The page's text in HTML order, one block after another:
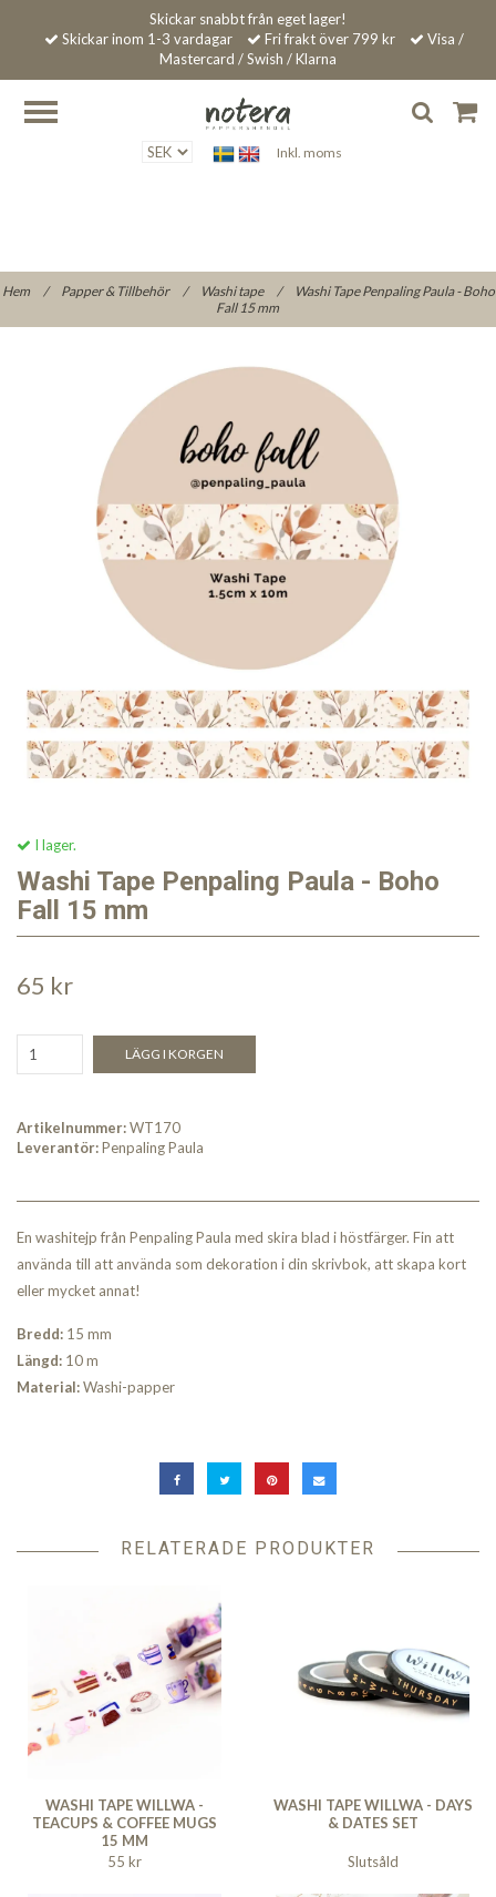
Skickar snabbt från eget lager!
Skickar inom 1-3 vardagar
Fri frakt över 799 kr
Visa /
Mastercard / Swish / Klarna
Inkl. moms
Hem / Papper & Tillbehör / Washi tape /
Washi Tape Penpaling Paula - Boho
Fall 15 mm
I lager.
Washi Tape Penpaling Paula - Boho
Fall 15 mm
65 kr
LÄGG I KORGEN
Artikelnummer:WT170
Leverantör:Penpaling Paula
En washitejp från Penpaling Paula med skira blad i höstfärger. Fin att
använda till att använda som dekoration i din skrivbok, att skapa kort
eller mycket annat!
Bredd: 15 mm
Längd: 10 m
Material:Washi-papper
RELATERADE PRODUKTER
WASHI TAPE WILLWA -
TEACUPS & COFFEE MUGS
15 MM
55 kr
WASHI TAPE WILLWA - DAYS
& DATES SET
Slutsåld